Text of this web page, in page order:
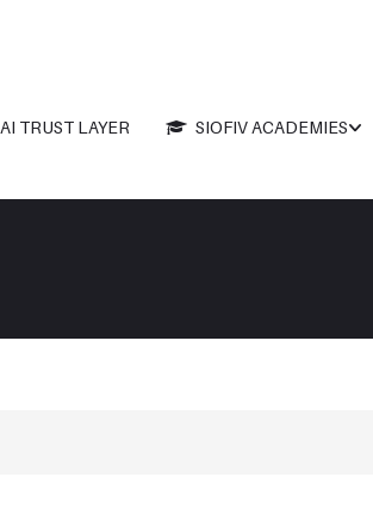
AI TRUST LAYER SIOFIV ACADEMIES